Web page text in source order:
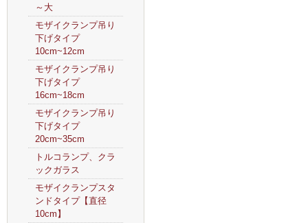
～大
モザイクランプ吊り
下げタイプ
10cm~12cm
モザイクランプ吊り
下げタイプ
16cm~18cm
モザイクランプ吊り
下げタイプ
20cm~35cm
トルコランプ、クラ
ックガラス
モザイクランプスタ
ンドタイプ【直径
10cm】